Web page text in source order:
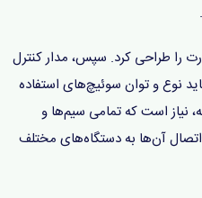
را طراحی کرد. سپس، مدار کنترل
نوع و توان سوئیچ‌های استفاده
نیاز است که تمامی سیم‌ها و
آن‌ها به دستگاه‌های مختلف